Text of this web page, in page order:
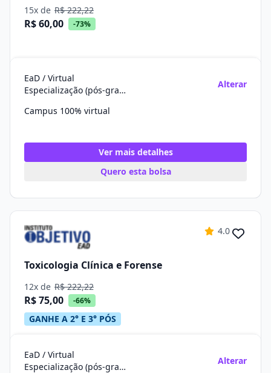
15x de R$ 222,22
R$ 60,00 -73%
EaD / Virtual
Especialização (pós-graduação)
Alterar
Campus 100% virtual
Ver mais detalhes
Quero esta bolsa
4.0
Toxicologia Clínica e Forense
12x de R$ 222,22
R$ 75,00 -66%
GANHE A 2° E 3° PÓS
EaD / Virtual
Especialização (pós-graduação)
Alterar